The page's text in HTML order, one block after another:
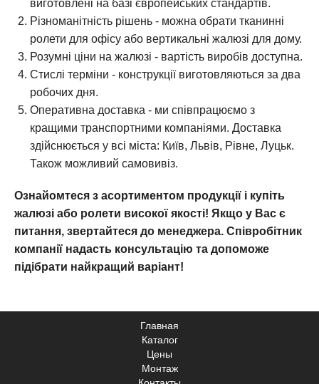
виготовлені на базі європейських стандартів.
Різноманітність рішень - можна обрати тканинні
ролети для офісу або вертикальні жалюзі для дому.
Розумні ціни на жалюзі - вартість виробів доступна.
Стислі терміни - конструкції виготовляються за два
робочих дня.
Оперативна доставка - ми співпрацюємо з
кращими транспортними компаніями. Доставка
здійснюється у всі міста: Київ, Львів, Рівне, Луцьк.
Також можливий самовивіз.
Ознайомтеся з асортиментом продукції і купіть
жалюзі або ролети високої якості! Якщо у Вас є
питання, звертайтеся до менеджера. Співробітник
компанії надасть консультацію та допоможе
підібрати найкращий варіант!
Главная
Каталог
Цены
Монтаж